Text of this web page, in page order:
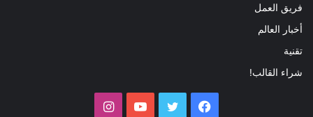
فريق العمل
أخبار العالم
تقنية
شراء القالب!
فيسبوك تويتر يوتيوب